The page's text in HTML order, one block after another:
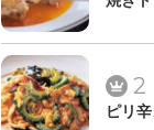
2
ピリ